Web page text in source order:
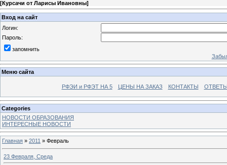
[Курсачи от Ларисы Ивановны]
Вход на сайт
Логин:
Пароль:
запомнить
Меню сайта
РФЭИ и РФЭТ НА 5 ЦЕНЫ НА ЗАКАЗ КОНТАКТЫ
Categories
НОВОСТИ ОБРАЗОВАНИЯ
ИНТЕРЕСНЫЕ НОВОСТИ
Главная » 2011 » Февраль
23 Февраля, Среда